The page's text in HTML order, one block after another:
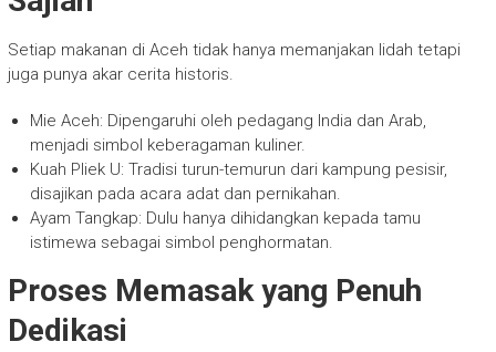
Setiap makanan di Aceh tidak hanya memanjakan lidah tetapi
juga punya akar cerita historis.
Mie Aceh: Dipengaruhi oleh pedagang India dan Arab,
menjadi simbol keberagaman kuliner.
Kuah Pliek U: Tradisi turun-temurun dari kampung pesisir,
disajikan pada acara adat dan pernikahan.
Ayam Tangkap: Dulu hanya dihidangkan kepada tamu
istimewa sebagai simbol penghormatan.
Proses Memasak yang Penuh
Dedikasi